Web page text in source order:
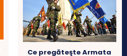
Ce pregăteşte Armata